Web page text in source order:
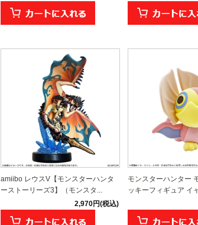
amiibo レウスV【モンスターハンタ
ーストーリーズ3】（モンスタ...
2,970円(税込)
モンスターハンター
ッキーフィギュア イ